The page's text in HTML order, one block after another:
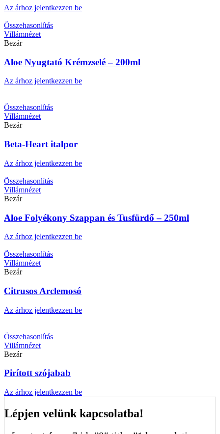
Az árhoz jelentkezzen be
Összehasonlítás
Villámnézet
Bezár
Aloe Nyugtató Krémzselé – 200ml
Az árhoz jelentkezzen be
Összehasonlítás
Villámnézet
Bezár
Beta-Heart italpor
Az árhoz jelentkezzen be
Összehasonlítás
Villámnézet
Bezár
Aloe Folyékony Szappan és Tusfürdő – 250ml
Az árhoz jelentkezzen be
Összehasonlítás
Villámnézet
Bezár
Citrusos Arclemosó
Az árhoz jelentkezzen be
Összehasonlítás
Villámnézet
Bezár
Pirított szójabab
Az árhoz jelentkezzen be
Lépjen velünk kapcsolatba!